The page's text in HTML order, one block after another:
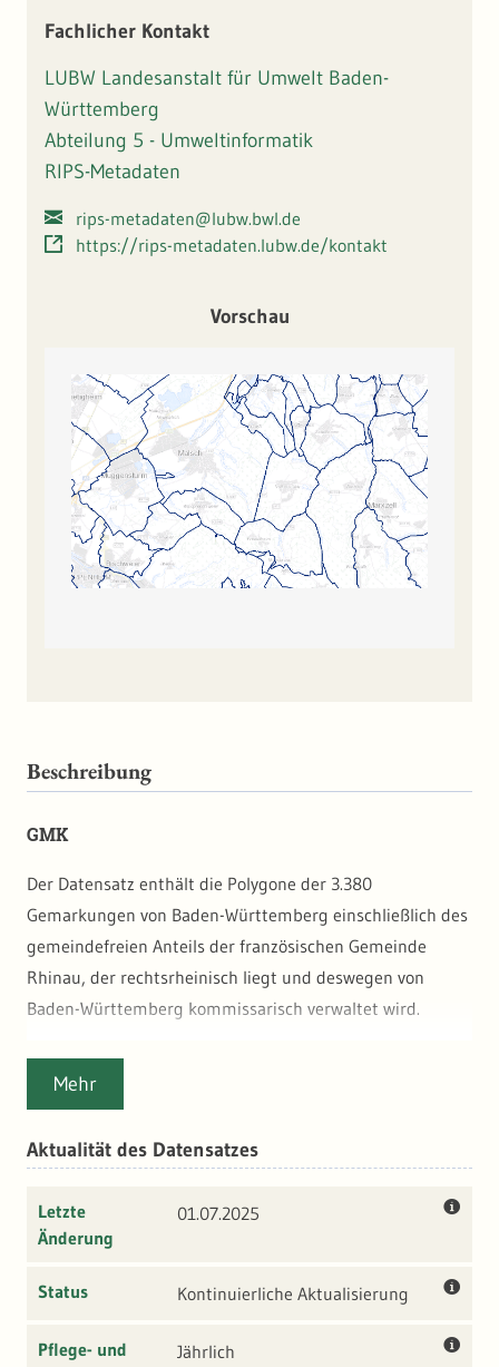
Fachlicher Kontakt
LUBW Landesanstalt für Umwelt Baden-
Württemberg
Abteilung 5 - Umweltinformatik
RIPS-Metadaten
rips-metadaten@lubw.bwl.de
https://rips-metadaten.lubw.de/kontakt
Vorschau
Beschreibung
GMK
Der Datensatz enthält die Polygone der 3.380
Gemarkungen von Baden-Württemberg einschließlich des
gemeindefreien Anteils der französischen Gemeinde
Rhinau, der rechtsrheinisch liegt und deswegen von
Baden-Württemberg kommissarisch verwaltet wird.
Die Geometriedaten der Gemarkungsgrenze 1:2.000
Württemberg (NORA_BW)" und werden nach einer
Sachattributen des Statistischen Landesamtes Baden-
Mehr
Aktualität des Datensatzes
Letzte
Änderung
01.07.2025
Status Kontinuierliche Aktualisierung
Pflege- und
Jährlich